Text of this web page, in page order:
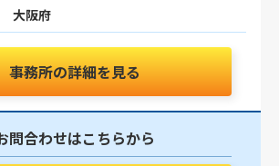
大阪府
事務所の詳細を見る
問合わせはこちらから